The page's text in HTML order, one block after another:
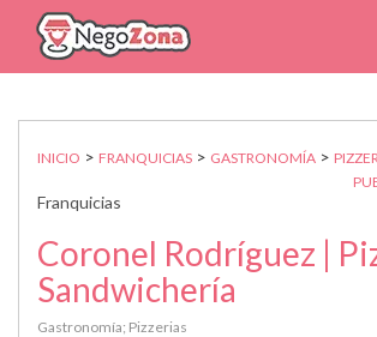
INICIO > FRANQUICIAS > GASTRONOMÍA >
Franquicias
Coronel Rodríguez |
Sandwichería
Gastronomía; Pizzerias